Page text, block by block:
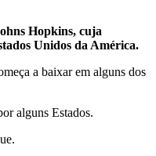
Hopkins, cuja
Unidos da América.
a baixar em alguns dos
alguns Estados.